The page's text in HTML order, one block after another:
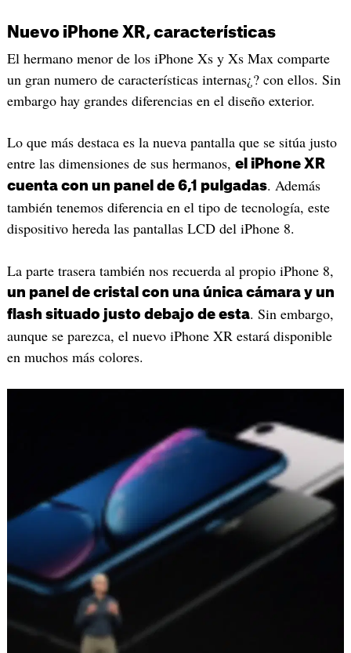
Nuevo iPhone XR, características
El hermano menor de los iPhone Xs y Xs Max comparte
un gran numero de características internas¿? con ellos. Sin
embargo hay grandes diferencias en el diseño exterior.
Lo que más destaca es la nueva pantalla que se sitúa justo
entre las dimensiones de sus hermanos, el iPhone XR
cuenta con un panel de 6,1 pulgadas. Además
también tenemos diferencia en el tipo de tecnología, este
dispositivo hereda las pantallas LCD del iPhone 8.
La parte trasera también nos recuerda al propio iPhone 8,
un panel de cristal con una única cámara y un
flash situado justo debajo de esta. Sin embargo,
aunque se parezca, el nuevo iPhone XR estará disponible
en muchos más colores.